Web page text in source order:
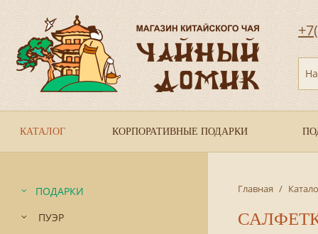
КАТАЛОГ КОРПОРАТИВНЫЕ ПОДАРКИ
ПОДАРКИ
ПУЭР
Главная /